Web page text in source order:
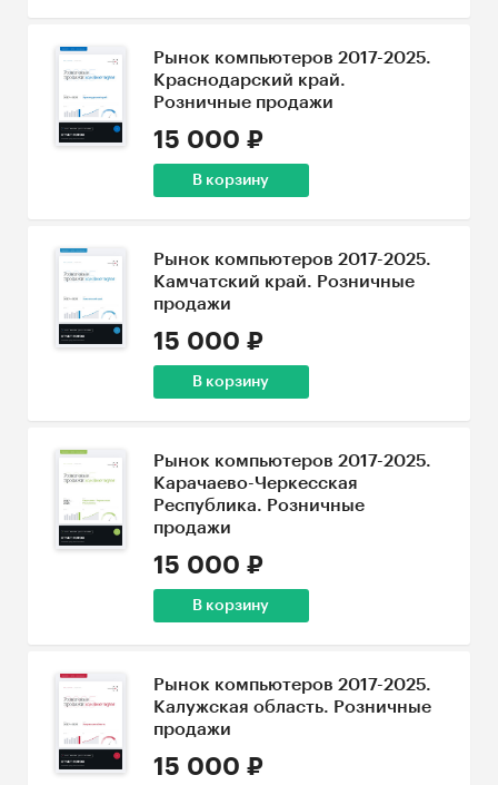
Рынок компьютеров 2017-2025.
Краснодарский край.
Розничные продажи
15 000 ₽
В корзину
Рынок компьютеров 2017-2025.
Камчатский край. Розничные
продажи
15 000 ₽
В корзину
Рынок компьютеров 2017-2025.
Карачаево-Черкесская
Республика. Розничные
продажи
15 000 ₽
В корзину
Рынок компьютеров 2017-2025.
Калужская область. Розничные
продажи
15 000 ₽